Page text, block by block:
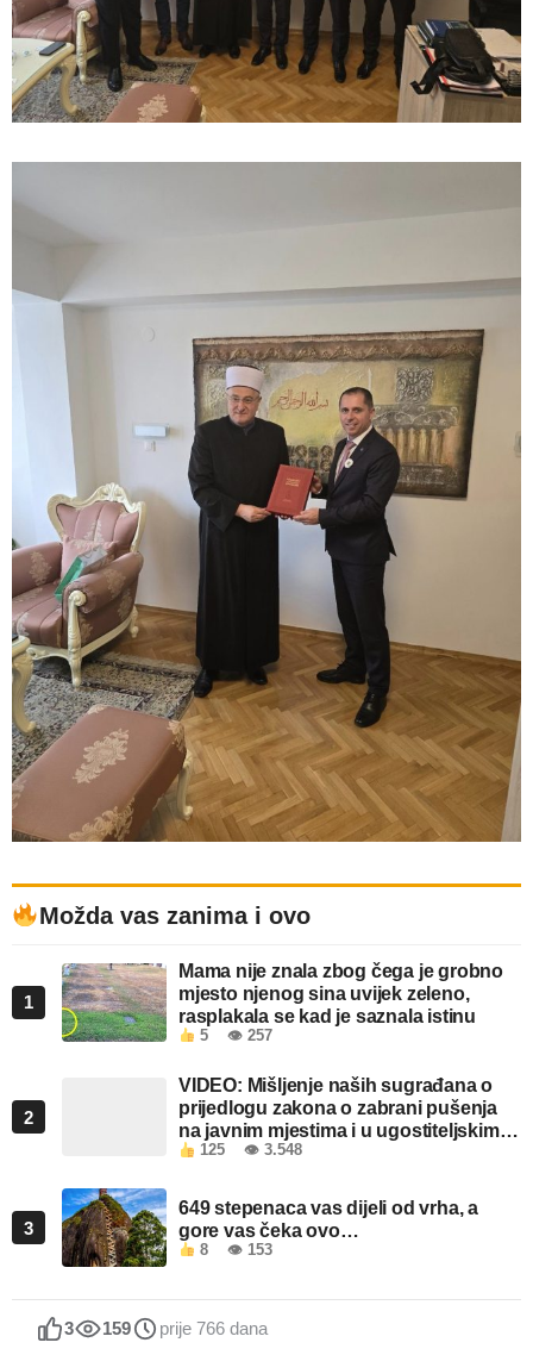
Možda vas zanima i ovo
1
Mama nije znala zbog čega je grobno
mjesto njenog sina uvijek zeleno,
rasplakala se kad je saznala istinu
5 👁 257
2
VIDEO: Mišljenje naših sugrađana o
prijedlogu zakona o zabrani pušenja
na javnim mjestima i u ugostiteljskim
objektima u FBiH
125 👁 3.548
3
649 stepenaca vas dijeli od vrha, a
gore vas čeka ovo…
8 👁 153
3 159 prije 766 dana